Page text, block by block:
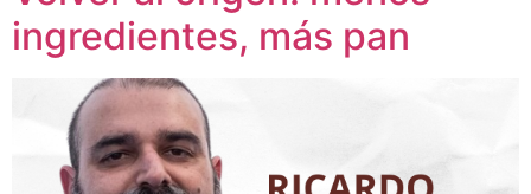
ingredientes, más pan